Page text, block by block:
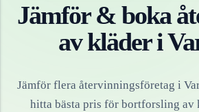
Jämför & boka
avkläderi
Jämför flera återvinningsföretag i
hitta bästa pris för bortforsling av